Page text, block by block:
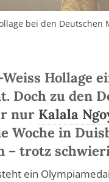
bei den Deutschen
Hollage
Doch zu den
nur Kalala
Woche in
– trotz
ein